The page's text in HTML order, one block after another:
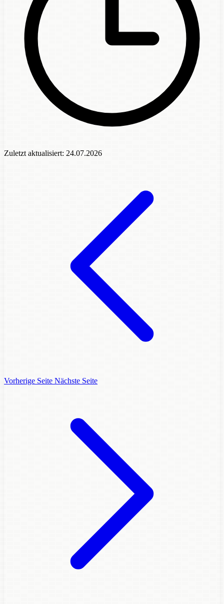
Zuletzt aktualisiert: 24.07.2026
Vorherige Seite Nächste Seite